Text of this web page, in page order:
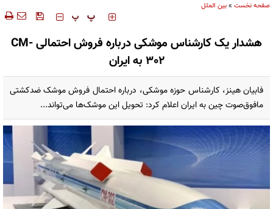
صفحه نخست »بین الملل
‍‍‍ پ پ
هشدار یک کارشناس موشکی درباره فروش احتمالی CM-
302 به ایران
فابیان هینز، کارشناس حوزه موشکی، درباره احتمال فروش موشک ضدکشتی
مافوق‌صوت چین به ایران اعلام کرد: تحویل این موشک‌ها می‌تواند...